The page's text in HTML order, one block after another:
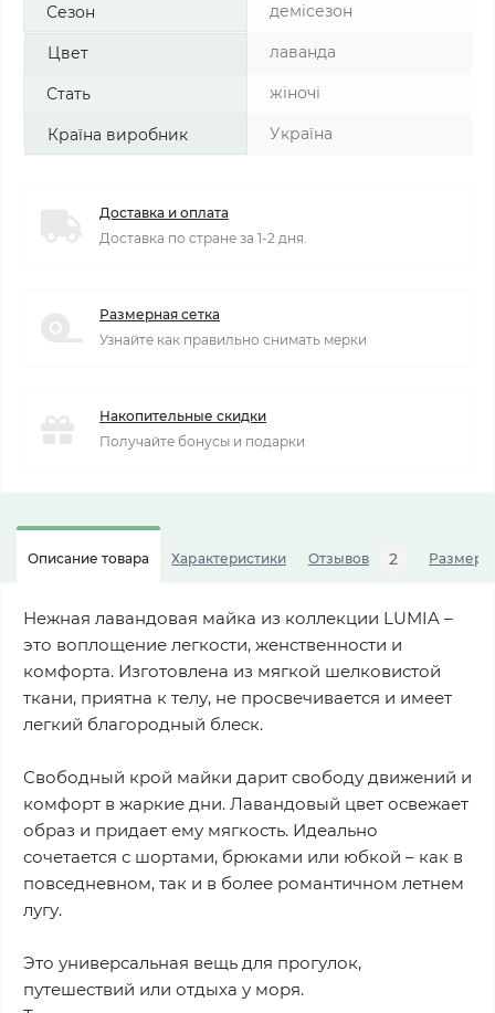
Сезон демісезон
Цвет лаванда
Стать жіночі
Країна виробник Україна
Доставка и оплата
Доставка по стране за 1-2 дня.
Размерная сетка
Узнайте как правильно снимать мерки
Накопительные скидки
Получайте бонусы и подарки
Описание товара Характеристики Отзывов 2
Нежная лавандовая майка из коллекции LUMIA –
это воплощение легкости, женственности и
комфорта. Изготовлена из мягкой шелковистой
ткани, приятна к телу, не просвечивается и имеет
легкий благородный блеск.
Свободный крой майки дарит свободу движений и
комфорт в жаркие дни. Лавандовый цвет освежает
образ и придает ему мягкость. Идеально
сочетается с шортами, брюками или юбкой – как в
повседневном, так и в более романтичном летнем
лугу.
Это универсальная вещь для прогулок,
путешествий или отдыха у моря.